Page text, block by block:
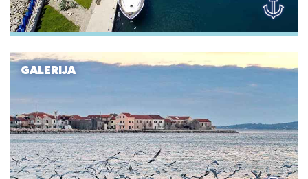
GALERIJA